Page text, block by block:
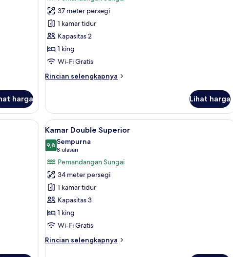
harga
Kamar
Double
Premium
37 meter persegi
1 kamar tidur
Kapasitas 2
1 king
Wi-Fi Gratis
Rincian selengkapnya
Rincian
Kamar
Double
Premium
Lihat harga
premium, minibar, brankas, dan meja kerja
Lihat
semua
foto
untuk
Kamar
Double
Superior
Kamar Double Superior |
5
Kamar Double Superior
9,89,8 dari 10
Sempurna
8 ulasan
(8
ulasan)
Pemandangan Sungai
34 meter persegi
1 kamar tidur
Kapasitas 3
1 king
Wi-Fi Gratis
Rincian selengkapnya
Rincian